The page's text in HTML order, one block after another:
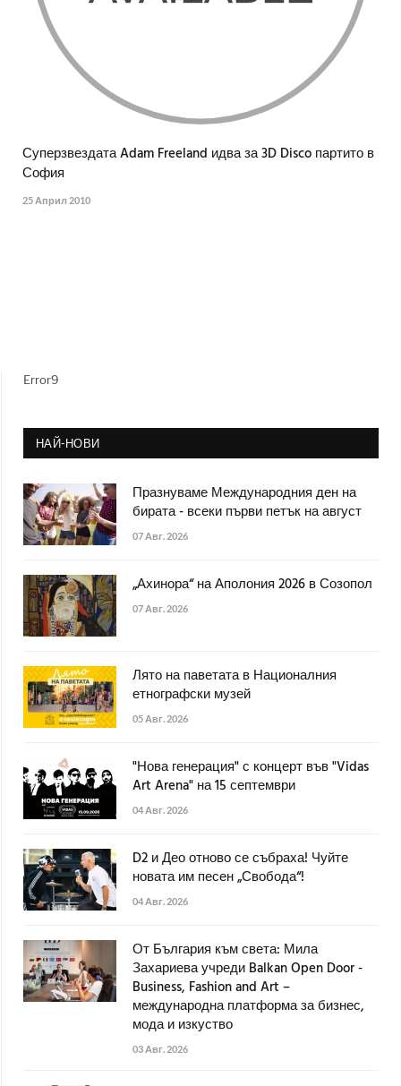
Суперзвездата Adam Freeland идва за 3D Disco партито в
София
25 Април 2010
Error9
НАЙ-НОВИ
Празнуваме Международния ден на
бирата - всеки първи петък на август
07 Авг. 2026
„Ахинора“ на Аполония 2026 в Созопол
07 Авг. 2026
Лято на паветата в Националния
етнографски музей
05 Авг. 2026
"Нова генерация" с концерт във "Vidas
Art Arena" на 15 септември
04 Авг. 2026
D2 и Део отново се събраха! Чуйте
новата им песен „Свобода“!
04 Авг. 2026
От България към света: Мила
Захариева учреди Balkan Open Door -
Business, Fashion and Art –
международна платформа за бизнес,
мода и изкуство
03 Авг. 2026